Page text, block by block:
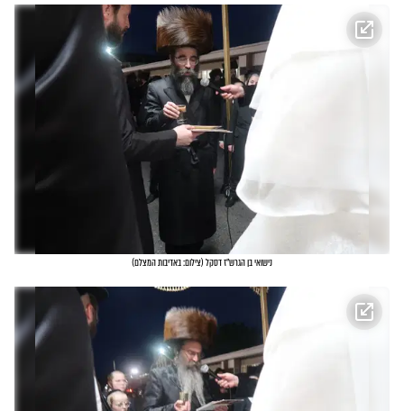
נישואי בן הגרש"ז דסקל (צילום: באדיבות המצלם)